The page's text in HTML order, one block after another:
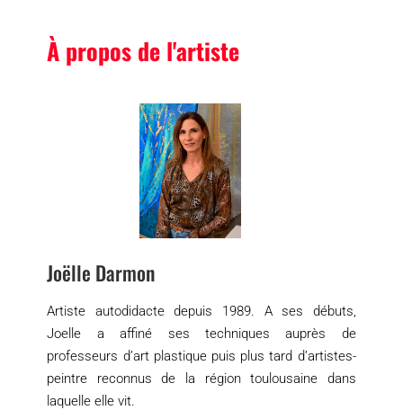
À propos de l'artiste
Joëlle Darmon
Artiste autodidacte depuis 1989. A ses débuts,
Joelle a affiné ses techniques auprès de
professeurs d’art plastique puis plus tard d’artistes-
peintre reconnus de la région toulousaine dans
laquelle elle vit.